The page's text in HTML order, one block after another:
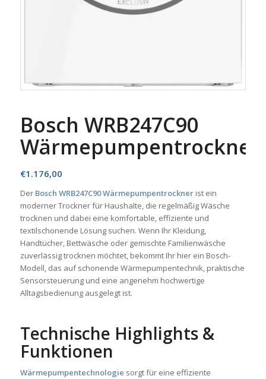
Bosch WRB247C90
Wärmepumpentrockner
€1.176,00
Der Bosch WRB247C90 Wärmepumpentrocknerist ein
moderner Trockner für Haushalte, die regelmäßig Wäsche
trocknen und dabei eine komfortable, effiziente und
textilschonende Lösung suchen. Wenn Ihr Kleidung,
Handtücher, Bettwäsche oder gemischte Familienwäsche
zuverlässig trocknen möchtet, bekommt Ihr hier ein Bosch-
Modell, das auf schonende Wärmepumpentechnik, praktische
Sensorsteuerung und eine angenehm hochwertige
Alltagsbedienung ausgelegt ist.
Technische Highlights &
Funktionen
Wärmepumpentechnologie sorgt für eine effiziente